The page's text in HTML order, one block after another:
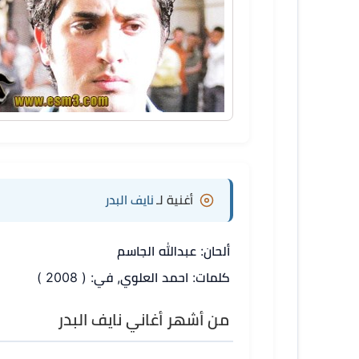
أغنية لـ نايف البدر
ألحان: عبدالله الجاسم
كلمات: احمد العلوي, في: ( 2008 )
من أشهر أغاني نايف البدر